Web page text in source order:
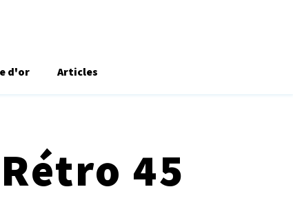
d'or Articles
45